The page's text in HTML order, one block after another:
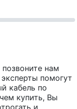
нам
помогут
кабель по
купить, Вы